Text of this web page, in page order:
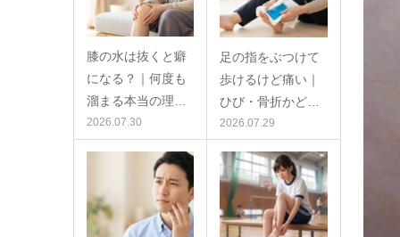
膝の水は抜くと癖
になる？｜何度も
溜まる本当の理…
2026.07.30
足の指をぶつけて
歩けるけど痛い｜
ひび・骨折かど…
2026.07.29